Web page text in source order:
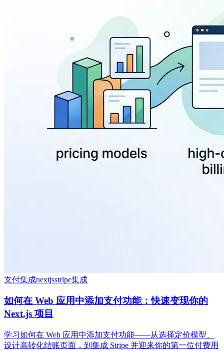
支付集成nextjsstripe集成
如何在 Web 应用中添加支付功能：快速变现你的
Next.js 项目
学习如何在 Web 应用中添加支付功能——从选择定价模型、
设计高转化结账页面，到集成 Stripe 并迎来你的第一位付费用